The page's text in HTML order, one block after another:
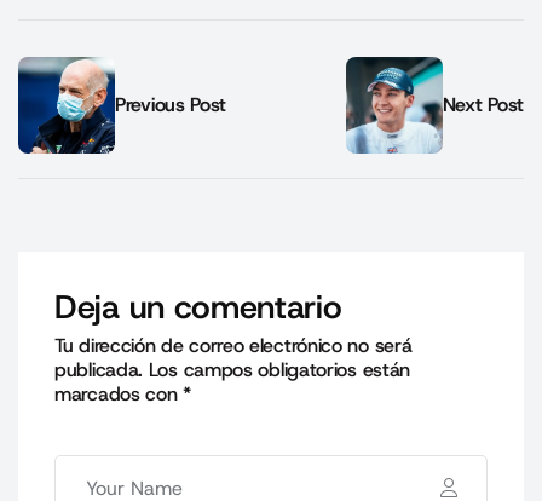
Previous Post Next Post
Deja un comentario
Tu dirección de correo electrónico no será
publicada. Los campos obligatorios están
marcados con*